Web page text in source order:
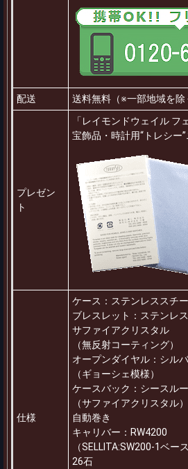
配送 送料無料（※一部地域を除
プレゼン
ト
「レイモンドウェイル フ
宝飾品・時計用“トレシー
仕様
ケース：ステンレススチ
ブレスレット：ステンレ
サファイアクリスタル
（無反射コーティング）
オープンダイヤル：シル
（ギョーシェ模様）
ケースバック：シースル
（サファイアクリスタル）
自動巻き
キャリバー：RW4200
（SELLITA:SW200-1ベース
26石